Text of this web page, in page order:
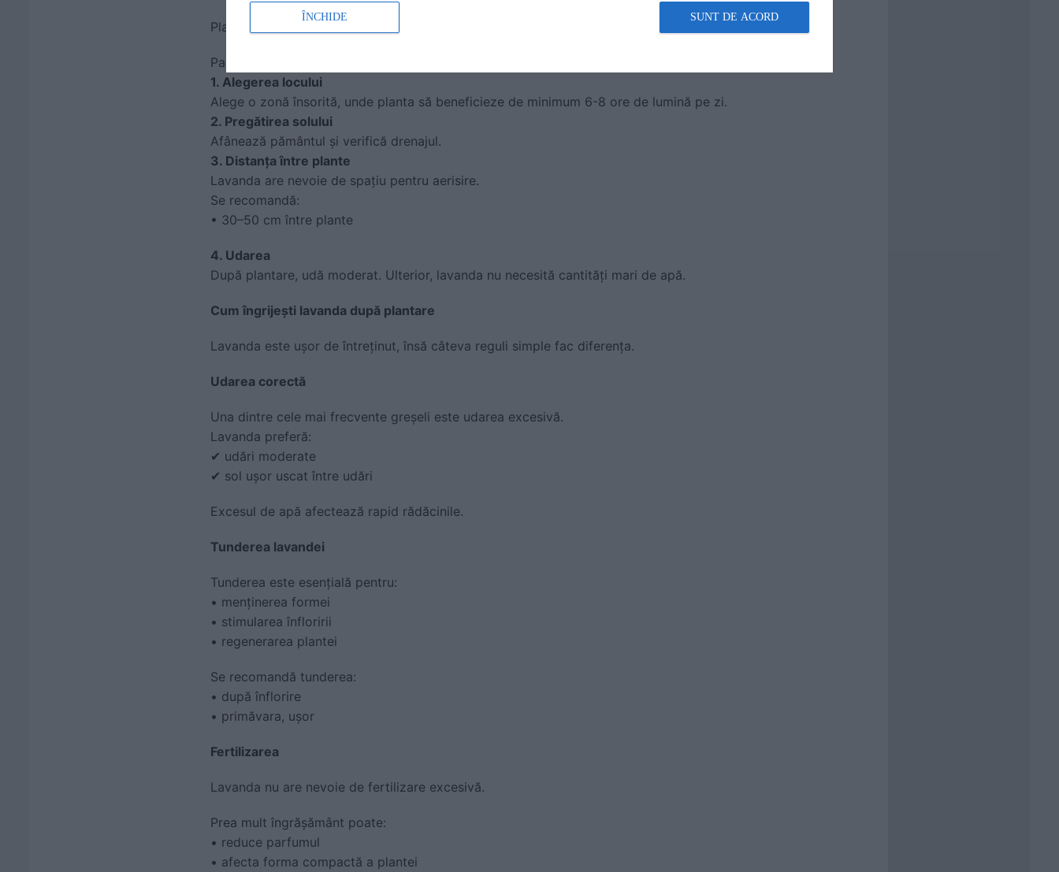
Plantarea corectă influențează dezvoltarea plantei pe termen lung.
Pași importanți:
1. Alegerea locului
Alege o zonă însorită, unde planta să beneficieze de minimum 6-8 ore de lumină pe zi.
2. Pregătirea solului
Afânează pământul și verifică drenajul.
3. Distanța între plante
Lavanda are nevoie de spațiu pentru aerisire.
Se recomandă:
• 30–50 cm între plante
4. Udarea
După plantare, udă moderat. Ulterior, lavanda nu necesită cantități mari de apă.
Cum îngrijești lavanda după plantare
Lavanda este ușor de întreținut, însă câteva reguli simple fac diferența.
Udarea corectă
Una dintre cele mai frecvente greșeli este udarea excesivă.
Lavanda preferă:
✔ udări moderate
✔ sol ușor uscat între udări
Excesul de apă afectează rapid rădăcinile.
Tunderea lavandei
Tunderea este esențială pentru:
• menținerea formei
• stimularea înfloririi
• regenerarea plantei
Se recomandă tunderea:
• după înflorire
• primăvara, ușor
Fertilizarea
Lavanda nu are nevoie de fertilizare excesivă.
Prea mult îngrășământ poate:
• reduce parfumul
• afecta forma compactă a plantei
ÎNCHIDE SUNT DE ACORD